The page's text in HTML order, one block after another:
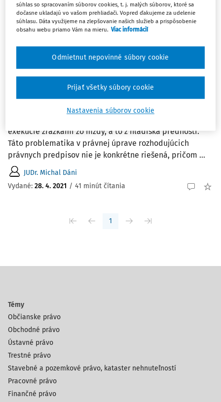
Počet vyhľadaných dokumentov:1
Zoradiť podľa
ČLÁNKY
Kolízia dohody o zrážkach zo mzdy a
exekúcie zrážkami zo mzdy
Príspevok sa zameriava na rozbor rezonujúcej otázky v
exekúcie zrážkami zo mzdy, a to z hľadiska prednosti.
Táto problematika v právnej úprave rozhodujúcich
právnych predpisov nie je konkrétne riešená, pričom ...
JUDr. Michal Dáni
Vydané: 28. 4. 2021 / 41 minút čítania
1
Témy
Občianske právo
Obchodné právo
Ústavné právo
Trestné právo
Stavebné a pozemkové právo, kataster nehnuteľností
Pracovné právo
Finančné právo
súhlas so spracovaním súborov cookies, t. j. malých súborov, ktoré sa
dočasne ukladajú vo vašom prehliadači. Vopred ďakujeme za udelenie
súhlasu. Dáta využijeme na zlepšovanie našich služieb a prispôsobenie
obsahu webu priamo Vám na mieru. Viac informácií
Nastavenia súborov cookie
Odmietnut nepovinné súbory cookie
Prijať všetky súbory cookie